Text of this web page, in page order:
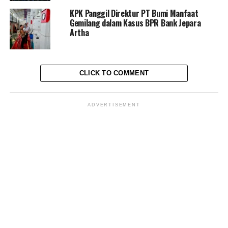
kompetensi dengan mengembangkan Lembaga
Sertifikasi Profesi(LSP)sesuai kebutuhan industri;
memperkuat dan mengembangkan Bursa Kerja Khusus
(BKK);
KPK Panggil Direktur PT Bumi Manfaat
Gemilang dalam Kasus BPR Bank Jepara
Artha
CLICK TO COMMENT
ADVERTISEMENT